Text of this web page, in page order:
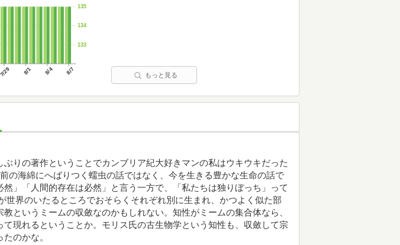
7/29 8/1 8/4 8/7
133
134
135
もっと見る
ぶりの著作ということでカンブリア紀大好きマンの私はウキウキだった
の海綿にへばりつく蠕虫の話ではなく、今を生きる豊かな生命の話で
然」「人間的存在は必然」と言う一方で、「私たちは独りぼっち」って
世界のいたるところでおそらくそれぞれ別に生まれ、かつよく似た部
というミームの収斂なのかもしれない。知性がミームの集合体なら、
て現れるということか。モリス氏の古生物学という知性も、収斂して宗
のかな。